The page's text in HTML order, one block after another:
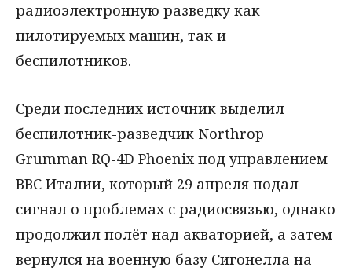
радиоэлектронную разведку как
пилотируемых машин, так и
беспилотников.
Среди последних источник выделил
беспилотник-разведчик Northrop
Grumman RQ-4D Phoenix под управлением
ВВС Италии, который 29 апреля подал
сигнал о проблемах с радиосвязью, однако
продолжил полёт над акваторией, а затем
вернулся на военную базу Сигонелла на